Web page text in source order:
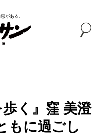
がある。
歩く』窪 美澄
もに過ごし